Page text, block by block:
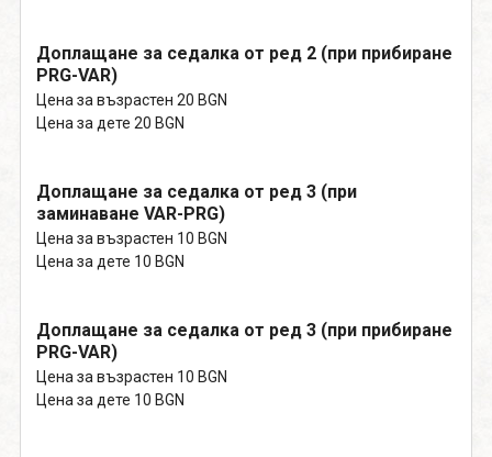
Доплащане за седалка от ред 2 (при прибиране
PRG-VAR)
Цена за възрастен 20 BGN
Цена за дете 20 BGN
Доплащане за седалка от ред 3 (при
заминаване VAR-PRG)
Цена за възрастен 10 BGN
Цена за дете 10 BGN
Доплащане за седалка от ред 3 (при прибиране
PRG-VAR)
Цена за възрастен 10 BGN
Цена за дете 10 BGN